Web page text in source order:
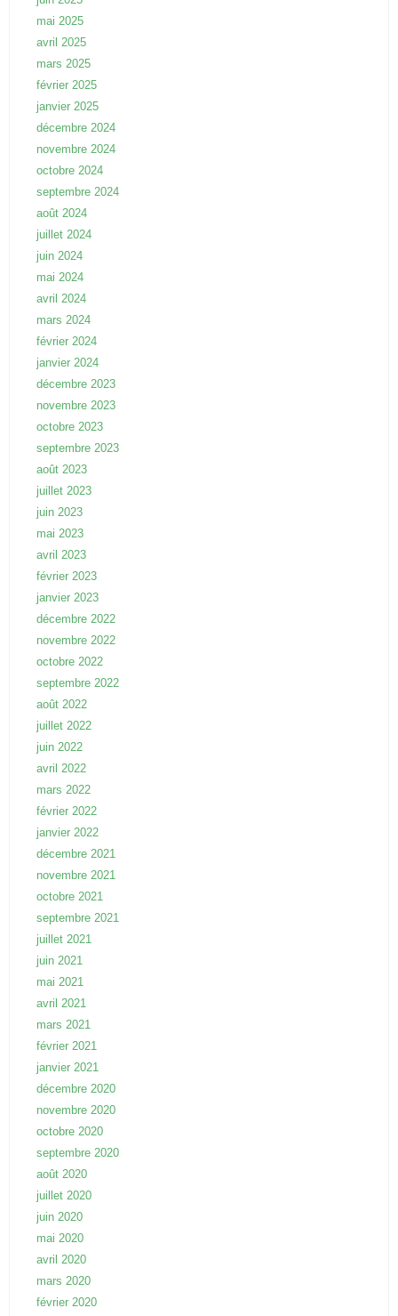
mai 2025
avril 2025
mars 2025
février 2025
janvier 2025
décembre 2024
novembre 2024
octobre 2024
septembre 2024
août 2024
juillet 2024
juin 2024
mai 2024
avril 2024
mars 2024
février 2024
janvier 2024
décembre 2023
novembre 2023
octobre 2023
septembre 2023
août 2023
juillet 2023
juin 2023
mai 2023
avril 2023
février 2023
janvier 2023
décembre 2022
novembre 2022
octobre 2022
septembre 2022
août 2022
juillet 2022
juin 2022
avril 2022
mars 2022
février 2022
janvier 2022
décembre 2021
novembre 2021
octobre 2021
septembre 2021
juillet 2021
juin 2021
mai 2021
avril 2021
mars 2021
février 2021
janvier 2021
décembre 2020
novembre 2020
octobre 2020
septembre 2020
août 2020
juillet 2020
juin 2020
mai 2020
avril 2020
mars 2020
février 2020